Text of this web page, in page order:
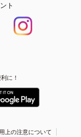
ト
に！
上の注意について